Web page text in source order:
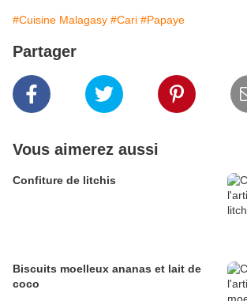
#Cuisine Malagasy #Cari #Papaye
Partager
Vous aimerez aussi
Confiture de litchis
Biscuits moelleux ananas et lait de
coco